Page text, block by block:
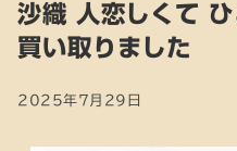
沙織 人恋しくて
買い取りました
2025年7月29日